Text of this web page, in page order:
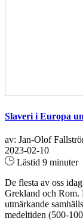
Slaveri i Europa
av: Jan-Olof
2023-02-10
Lästid 9 minuter
De flesta av oss
Grekland och Rom.
utmärkande
medeltiden (500-